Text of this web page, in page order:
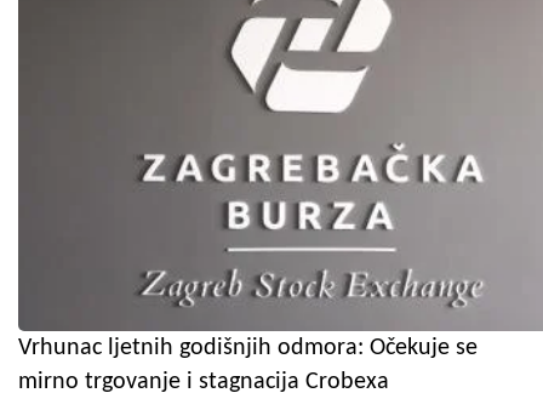
Vrhunac ljetnih godišnjih odmora: Očekuje se
mirno trgovanje i stagnacija Crobexa